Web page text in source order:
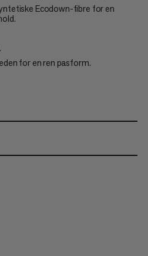
Ecodown-fibre for en
for en ren pasform.